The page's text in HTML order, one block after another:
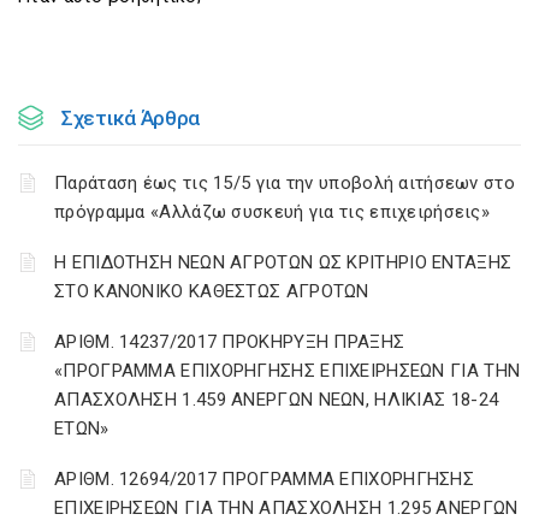
Σχετικά Άρθρα
Παράταση έως τις 15/5 για την υποβολή αιτήσεων στο
πρόγραμμα «Αλλάζω συσκευή για τις επιχειρήσεις»
Η ΕΠΙΔΟΤΗΣΗ ΝΕΩΝ ΑΓΡΟΤΩΝ ΩΣ ΚΡΙΤΗΡΙΟ ΕΝΤΑΞΗΣ
ΣΤΟ ΚΑΝΟΝΙΚΟ ΚΑΘΕΣΤΩΣ ΑΓΡΟΤΩΝ
ΑΡΙΘΜ. 14237/2017 ΠΡΟΚΗΡΥΞΗ ΠΡΑΞΗΣ
«ΠΡΟΓΡΑΜΜΑ ΕΠΙΧΟΡΗΓΗΣΗΣ ΕΠΙΧΕΙΡΗΣΕΩΝ ΓΙΑ ΤΗΝ
ΑΠΑΣΧΟΛΗΣΗ 1.459 ΑΝΕΡΓΩΝ ΝΕΩΝ, ΗΛΙΚΙΑΣ 18-24
ΕΤΩΝ»
ΑΡΙΘΜ. 12694/2017 ΠΡΟΓΡΑΜΜΑ ΕΠΙΧΟΡΗΓΗΣΗΣ
ΕΠΙΧΕΙΡΗΣΕΩΝ ΓΙΑ ΤΗΝ ΑΠΑΣΧΟΛΗΣΗ 1.295 ΑΝΕΡΓΩΝ